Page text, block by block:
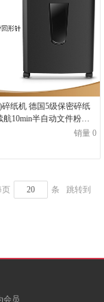
碎纸机 德国5级保密碎纸
10min半自动文件粉碎
碎纸/可拆信封）
销量 0
页 条 跳转到
会员